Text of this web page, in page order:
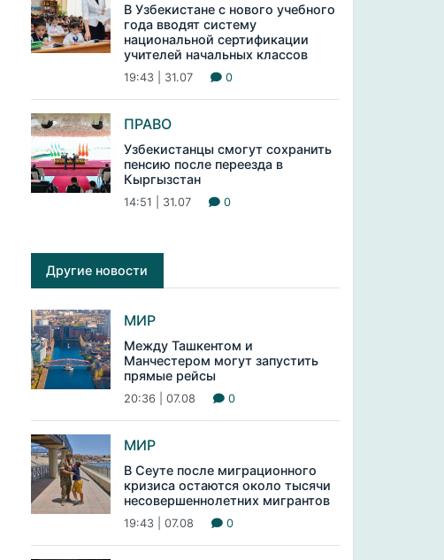
В Узбекистане с нового учебного
года вводят систему
национальной сертификации
учителей начальных классов
19:43 | 31.07 0
ПРАВО
Узбекистанцы смогут сохранить
пенсию после переезда в
Кыргызстан
14:51 | 31.07 0
Другие новости
МИР
Между Ташкентом и
Манчестером могут запустить
прямые рейсы
20:36 | 07.08 0
МИР
В Сеуте после миграционного
кризиса остаются около тысячи
несовершеннолетних мигрантов
19:43 | 07.08 0